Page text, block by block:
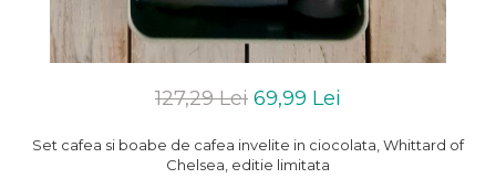
127,29 Lei 69,99 Lei
Set cafea si boabe de cafea invelite in ciocolata, Whittard of
Chelsea, editie limitata